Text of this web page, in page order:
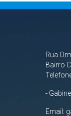
Rua
Bairro
-
Email: